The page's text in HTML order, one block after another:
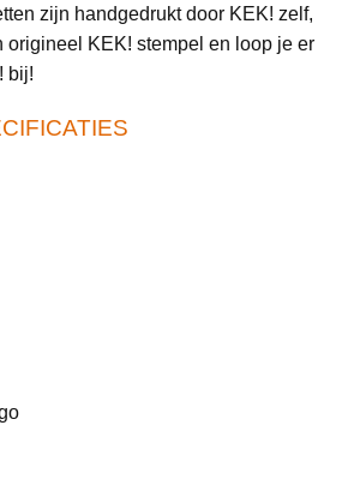
zijn handgedrukt door KEK! zelf,
origineel KEK! stempel en loop je er
bij!